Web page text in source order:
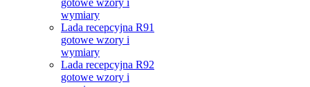
gotowe wzory i
wymiary
Lada recepcyjna R91
gotowe wzory i
wymiary
Lada recepcyjna R92
gotowe wzory i